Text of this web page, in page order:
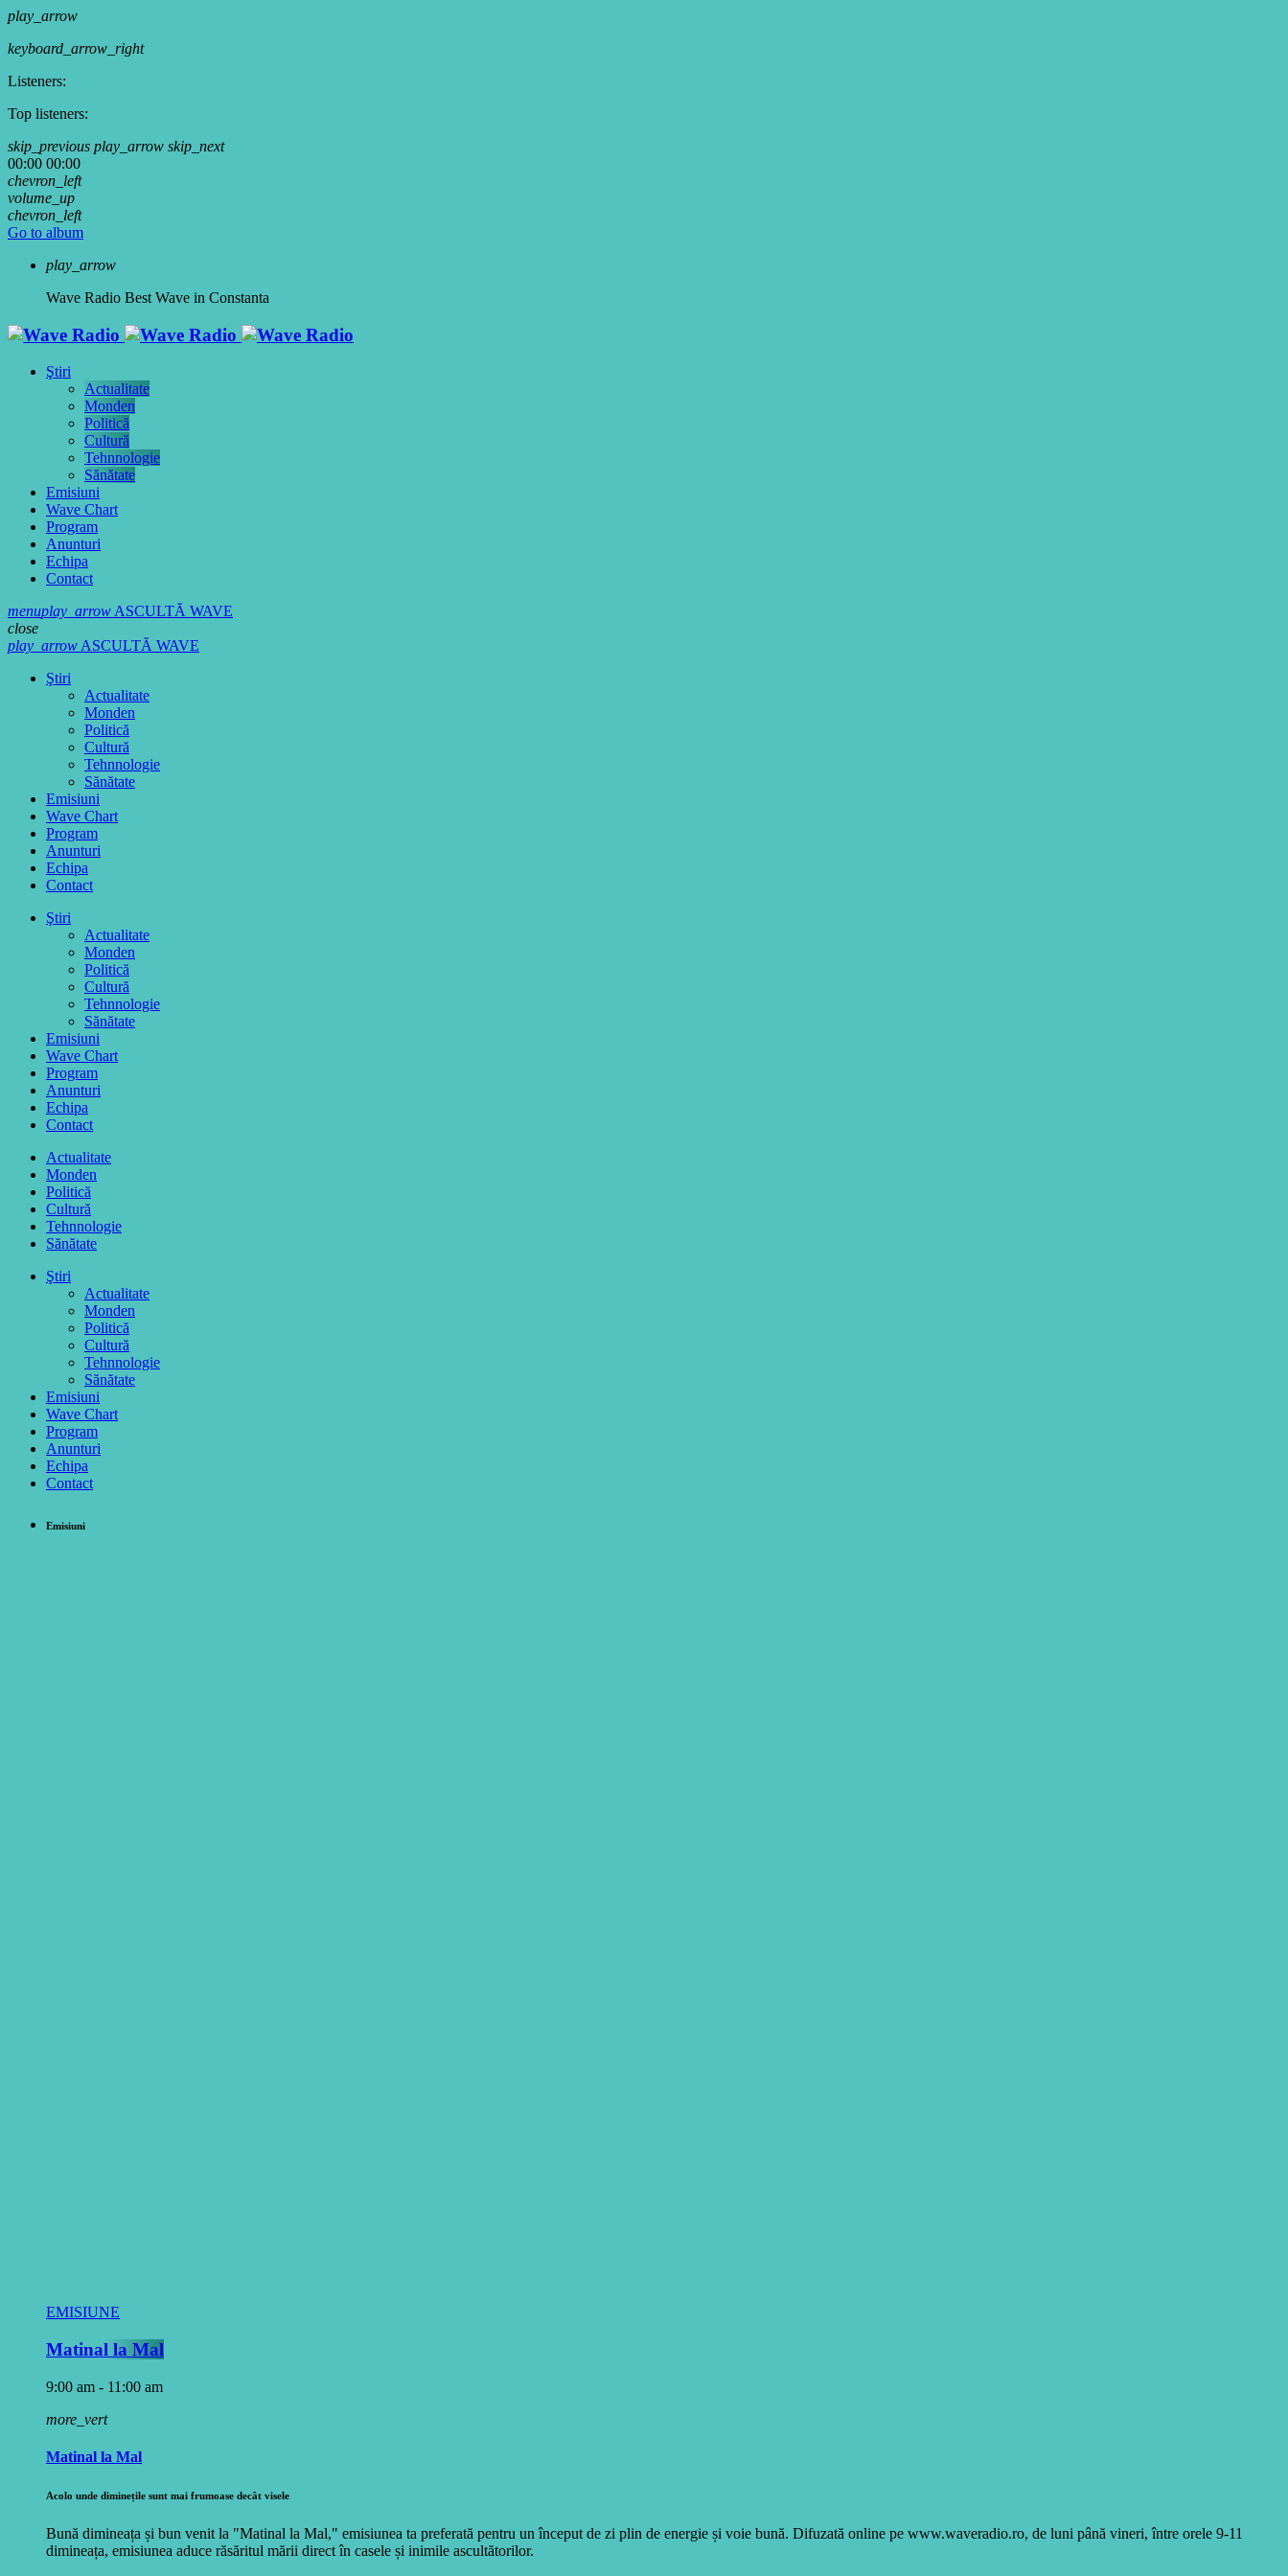
play_arrow
keyboard_arrow_right
Listeners:
Top listeners:
skip_previous play_arrow skip_next
00:00 00:00
chevron_left
volume_up
chevron_left
Go to album
play_arrow
Wave Radio Best Wave in Constanta
Ştiri
Actualitate
Monden
Politică
Cultură
Tehnnologie
Sănătate
Emisiuni
Wave Chart
Program
Anunturi
Echipa
Contact
menuplay_arrowASCULTĂ WAVE
close
play_arrowASCULTĂ WAVE
Ştiri
Actualitate
Monden
Politică
Cultură
Tehnnologie
Sănătate
Emisiuni
Wave Chart
Program
Anunturi
Echipa
Contact
Ştiri
Actualitate
Monden
Politică
Cultură
Tehnnologie
Sănătate
Emisiuni
Wave Chart
Program
Anunturi
Echipa
Contact
Actualitate
Monden
Politică
Cultură
Tehnnologie
Sănătate
Ştiri
Actualitate
Monden
Politică
Cultură
Tehnnologie
Sănătate
Emisiuni
Wave Chart
Program
Anunturi
Echipa
Contact
Emisiuni
EMISIUNE
Matinal la Mal
9:00 am - 11:00 am
more_vert
Matinal la Mal
Acolo unde diminețile sunt mai frumoase decât visele
Bună dimineața și bun venit la "Matinal la Mal," emisiunea ta preferată pentru un început de zi plin de energie și voie bună. Difuzată online pe www.waveradio.ro, de luni până vineri, între orele 9-11
dimineața, emisiunea aduce răsăritul mării direct în casele și inimile ascultătorilor.